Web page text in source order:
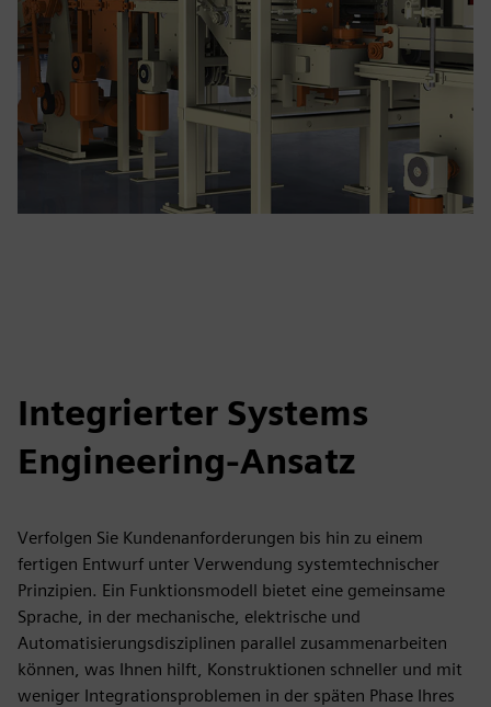
Integrierter Systems
Engineering-Ansatz
Verfolgen Sie Kundenanforderungen bis hin zu einem
fertigen Entwurf unter Verwendung systemtechnischer
Prinzipien. Ein Funktionsmodell bietet eine gemeinsame
Sprache, in der mechanische, elektrische und
Automatisierungsdisziplinen parallel zusammenarbeiten
können, was Ihnen hilft, Konstruktionen schneller und mit
weniger Integrationsproblemen in der späten Phase Ihres